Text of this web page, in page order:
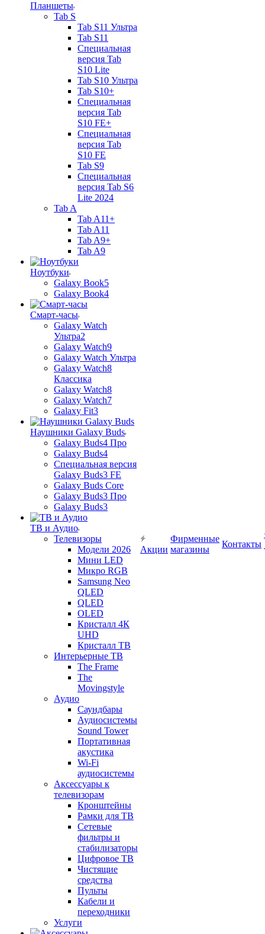
Планшеты
Tab S
Tab S11 Ультра
Tab S11
Специальная
версия Tab
S10 Lite
Tab S10 Ультра
Tab S10+
Специальная
версия Tab
S10 FE+
Специальная
версия Tab
S10 FE
Tab S9
Специальная
версия Tab S6
Lite 2024
Tab A
Tab A11+
Tab A11
Tab A9+
Tab A9
Ноутбуки
Galaxy Book5
Galaxy Book4
Смарт-часы
Galaxy Watch
Ультра2
Galaxy Watch9
Galaxy Watch Ультра
Galaxy Watch8
Классика
Galaxy Watch8
Galaxy Watch7
Galaxy Fit3
Наушники Galaxy Buds
Galaxy Buds4 Про
Galaxy Buds4
Специальная версия
Galaxy Buds3 FE
Galaxy Buds Core
Galaxy Buds3 Про
Galaxy Buds3
ТВ и Аудио
Телевизоры
Модели 2026
Мини LED
Микро RGB
Samsung Neo
QLED
QLED
OLED
Кристалл 4К
UHD
Кристалл ТВ
Интерьерные ТВ
The Frame
The
Movingstyle
Аудио
Саундбары
Аудиосистемы
Sound Tower
Портативная
акустика
Wi-Fi
аудиосистемы
Аксессуары к
телевизорам
Кронштейны
Рамки для ТВ
Сетевые
фильтры и
стабилизаторы
Цифровое ТВ
Чистящие
средства
Пульты
Кабели и
переходники
Услуги
Акции
Фирменные
магазины
Контакты